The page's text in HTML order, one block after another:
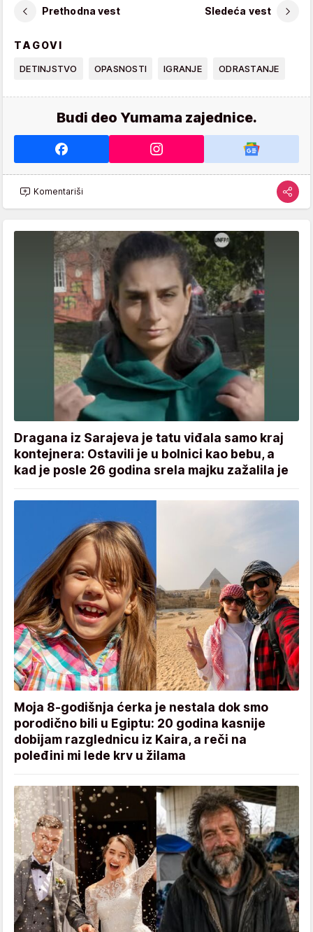
Prethodna vest Sledeća vest
TAGOVI
DETINJSTVO OPASNOSTI IGRANJE ODRASTANJE
Budi deo Yumama zajednice.
Komentariši
Dragana iz Sarajeva je tatu viđala samo kraj
kontejnera: Ostavili je u bolnici kao bebu, a
kad je posle 26 godina srela majku zažalila je
Moja 8-godišnja ćerka je nestala dok smo
porodično bili u Egiptu: 20 godina kasnije
dobijam razglednicu iz Kaira, a reči na
poleđini mi lede krv u žilama